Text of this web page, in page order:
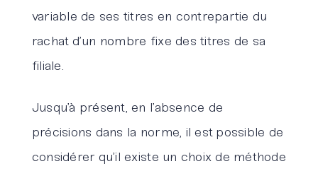
variable de ses titres en contrepartie du
rachat d’un nombre fixe des titres de sa
filiale.
Jusqu’à présent, en l’absence de
précisions dans la norme, il est possible de
considérer qu’il existe un choix de méthode